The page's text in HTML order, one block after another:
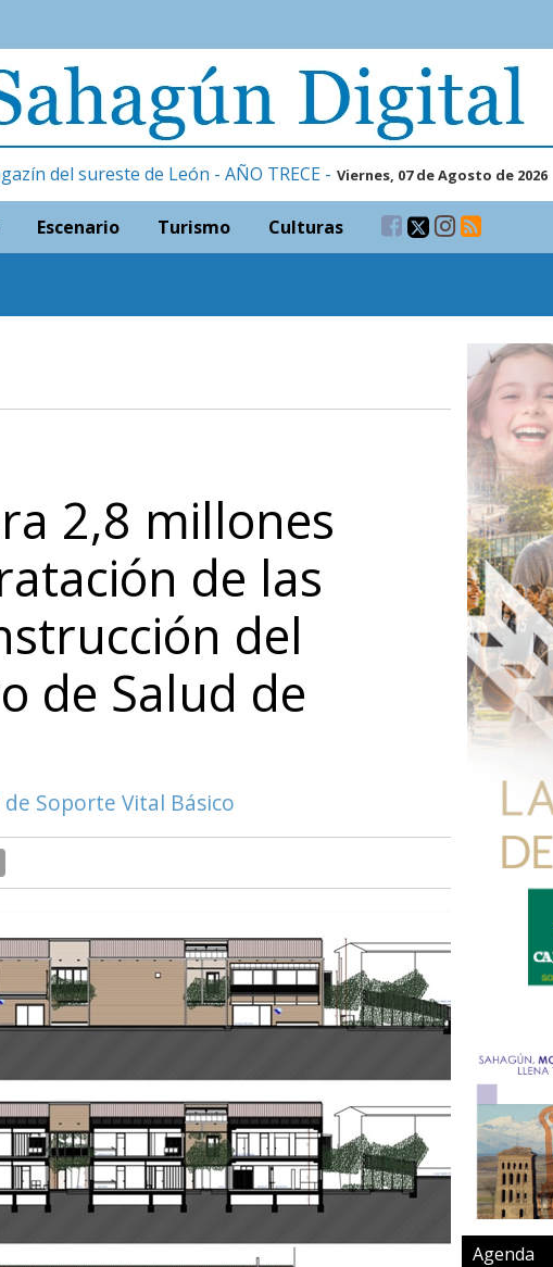
del sureste de León - AÑO TRECE - Viernes, 07 de Agosto de 2026
Escenario Turismo Culturas
2,8 millones
de las
del
de Salud de
Soporte Vital Básico
Agenda